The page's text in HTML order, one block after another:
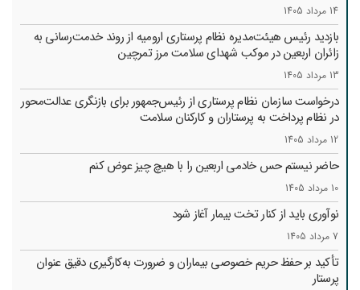
14 مرداد 1405
بازدید رئیس هیئت‌مدیره نظام پرستاری ارومیه از روند خدمت‌رسانی به
زائران اربعین در موکب شهدای سلامت مرز تمرچین
13 مرداد 1405
درخواست سازمان نظام پرستاری از رئیس‌جمهور برای بازنگری عدالت‌محور
در نظام پرداخت به پرستاران و کارکنان سلامت
12 مرداد 1405
حاضر نیستم حس خادمی اربعین را با هیچ چیز عوض کنم
10 مرداد 1405
نوآوری باید از کنار تخت بیمار آغاز شود
7 مرداد 1405
تأکید بر حفظ حریم خصوصی بیماران و ضرورت به‌کارگیری دقیق عنوان
پرستار